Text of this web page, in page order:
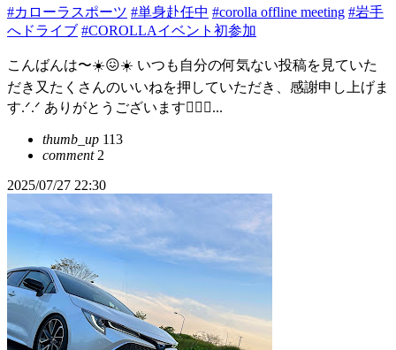
#カローラスポーツ #単身赴任中 #corolla offline meeting #岩手
へドライブ #COROLLAイベント初参加
こんばんは〜☀️😖☀️ いつも自分の何気ない投稿を見ていた
だき又たくさんのいいねを押していただき、感謝申し上げま
す.ᐟ.ᐟ ありがとうございます🙇‍♀️✨...
thumb_up 113
comment2
2025/07/27 22:30